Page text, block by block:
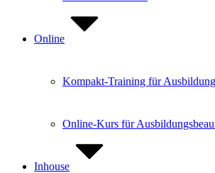
Online
Kompakt-Training für
Online-Kurs für
Inhouse